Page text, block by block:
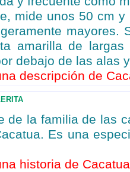
mide unos 50 cm
mayores.
amarilla de
debajo de las alas
descripción de
de la familia de las
Es una
historia de